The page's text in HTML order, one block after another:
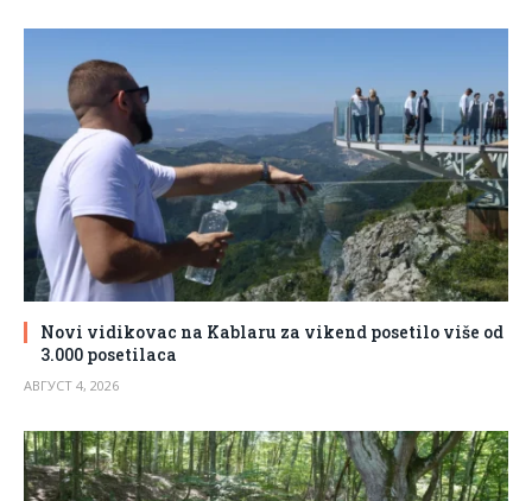
Novi vidikovac na Kablaru za vikend posetilo više od
3.000 posetilaca
АВГУСТ 4, 2026